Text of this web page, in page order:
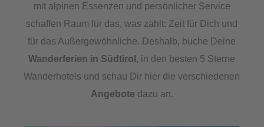
mit alpinen Essenzen und persönlicher Service
schaffen Raum für das, was zählt: Zeit für Dich und
für das Außergewöhnliche. Deshalb, buche Deine
Wanderferien in Südtirol , in den besten 5 Sterne
Wanderhotels und schau Dir hier die verschiedenen
Angebote dazu an.